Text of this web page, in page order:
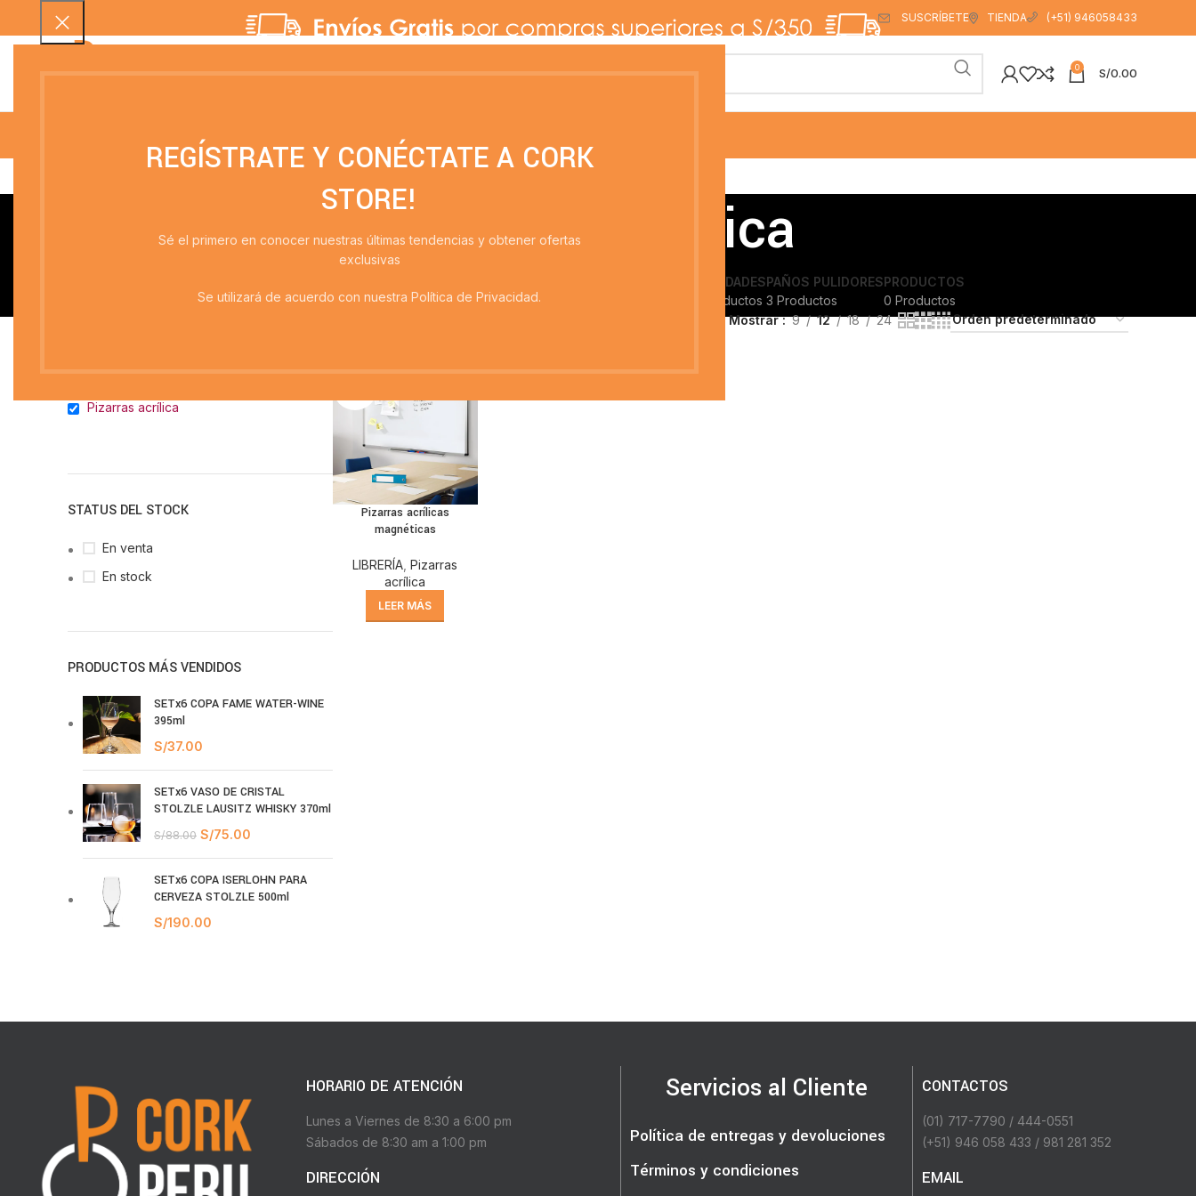
REGÍSTRATE Y CONÉCTATE A CORK
STORE!
Sé el primero en conocer nuestras últimas tendencias y obtener ofertas
exclusivas
Se utilizará de acuerdo con nuestra Política de Privacidad.
SUSCRÍBETE TIENDA (+51) 946058433
0 S/0.00
Pizarras acrílica
31 Productos 4 Productos10 Productos
13 Productos
NOVEDADES
6 Productos
PAÑOS PULIDORES
3 Productos
PRODUCTOS
0 Productos
LIBRERÍA
Pizarras acrílica
STATUS DEL STOCK
En venta
En stock
PRODUCTOS MÁS VENDIDOS
SETx6 COPA FAME WATER-WINE
395ml
S/37.00
SETx6 VASO DE CRISTAL
STOLZLE LAUSITZ WHISKY 370ml
S/88.00 S/75.00
SETx6 COPA ISERLOHN PARA
CERVEZA STOLZLE 500ml
S/190.00
Mostrar 9 12 18 24
Pizarras acrílicas
magnéticas
LIBRERÍA ,Pizarras
acrílica
LEER MÁS
HORARIO DE ATENCIÓN
Lunes a Viernes de 8:30 a 6:00 pm
Sábados de 8:30 am a 1:00 pm
DIRECCIÓN
Servicios al Cliente
Política de entregas y devoluciones
Términos y condiciones
CONTACTOS
(01) 717-7790 / 444-0551
(+51) 946 058 433 / 981 281 352
EMAIL